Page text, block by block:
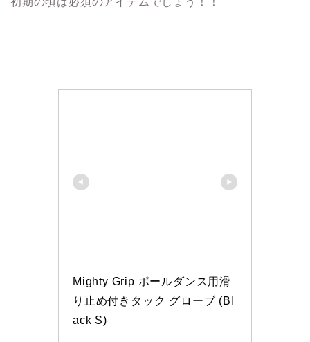
Mighty Grip ポールダンス用滑
り止め付きタック グローブ (Bl
ack S)